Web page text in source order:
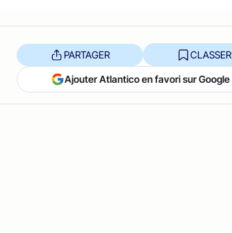
PARTAGER CLASSER
Ajouter Atlantico en favori sur Google